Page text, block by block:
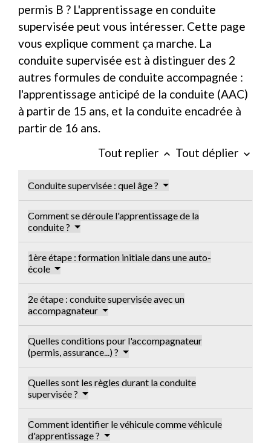
permis B ? L'apprentissage en conduite
supervisée peut vous intéresser. Cette page
vous explique comment ça marche. La
conduite supervisée est à distinguer des 2
autres formules de conduite accompagnée :
l'apprentissage anticipé de la conduite (AAC)
à partir de 15 ans, et la conduite encadrée à
partir de 16 ans.
Tout replier keyboard_arrow_up Tout déplier keyboard_arrow_down
Conduite supervisée : quel âge ?
Comment se déroule l'apprentissage de la
conduite ?
1ère étape : formation initiale dans une auto-
école
2e étape : conduite supervisée avec un
accompagnateur
Quelles conditions pour l'accompagnateur
(permis, assurance...) ?
Quelles sont les règles durant la conduite
supervisée ?
Comment identifier le véhicule comme véhicule
d'apprentissage ?